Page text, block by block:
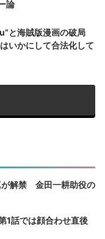
論
と海賊版漫画の破局
いかにして合法化して
が解禁 金田一耕助役の
1話では顔合わせ直後